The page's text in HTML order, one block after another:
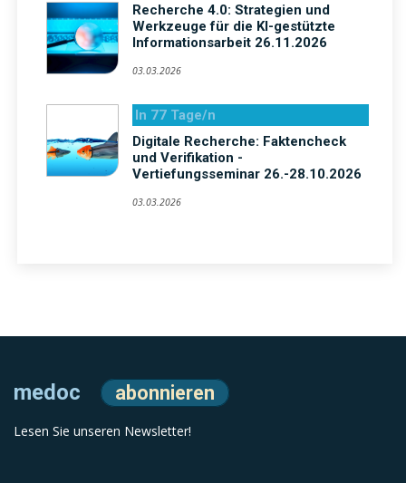
Recherche 4.0: Strategien und
Werkzeuge für die KI-gestützte
Informationsarbeit 26.11.2026
03.03.2026
In 77 Tage/n
Digitale Recherche: Faktencheck
und Verifikation -
Vertiefungsseminar 26.-28.10.2026
03.03.2026
medoc abonnieren
Lesen Sie unseren Newsletter!